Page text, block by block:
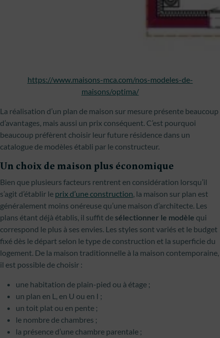
https://www.maisons-mca.com/nos-modeles-de-
maisons/optima/
La réalisation d’un plan de maison sur mesure présente beaucoup
d’avantages, mais aussi un prix conséquent. C’est pourquoi
beaucoup préfèrent choisir leur future résidence dans un
catalogue de modèles établi par le constructeur.
Un choix de maison plus économique
Bien que plusieurs facteurs rentrent en considération lorsqu’il
s’agit d’établir le prix d’une construction, la maison sur plan est
généralement moins onéreuse qu’une maison d’architecte. Les
plans étant déjà établis, il suffit de sélectionner le modèle qui
correspond le plus à ses envies. Les styles sont variés et le budget
fixé dès le départ selon le type de construction et la superficie du
logement. De la maison traditionnelle à la maison contemporaine,
il est possible de choisir :
une habitation de plain-pied ou à étage ;
un plan en L, en U ou en I ;
un toit plat ou en pente ;
le nombre de chambres ;
la présence d’une chambre parentale ;